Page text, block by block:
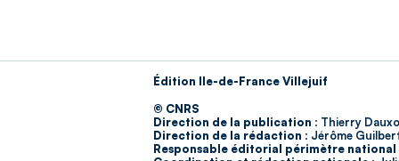
Édition Ile-de-France Villejuif
© CNRS
Direction de la publication : Thierry
Direction de la rédaction : Jérôme
Responsable éditorial périmètre national